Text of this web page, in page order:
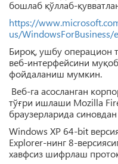
бошлаб қўллаб-
https://
us/
Бироқ, ушбу операцион
веб-интерфейсини
фойдаланиш мумкин.
Веб-га асосланган
тўғри ишлаши Mozilla
браузерларида синовдан
Windows XP 64-bit
Explorer-нинг 8-
хавфсиз шифрлаш